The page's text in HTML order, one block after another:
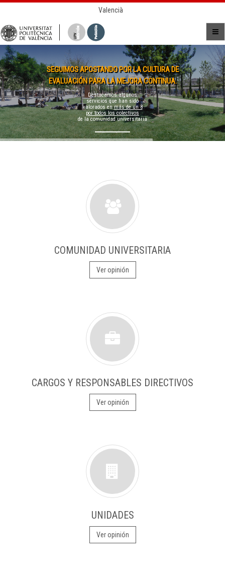
Valencià
SEGUIMOS APOSTANDO POR LA CULTURA DE
EVALUACIÓN PARA LA MEJORA CONTINUA.
Destacamos algunos
servicios que han sido
valorados enmás de un 8
por todos los colectivos
de la comunidad universitaria
COMUNIDAD UNIVERSITARIA
Ver opinión
CARGOS Y RESPONSABLES DIRECTIVOS
Ver opinión
UNIDADES
Ver opinión